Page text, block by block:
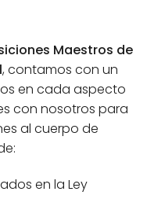
Maestros de
, contamos con un
en cada aspecto
con nosotros para
al cuerpo de
en la Ley